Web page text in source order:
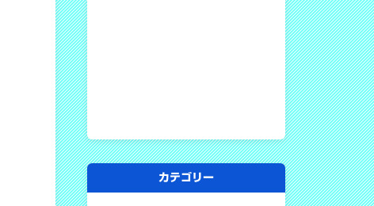
カテゴリー